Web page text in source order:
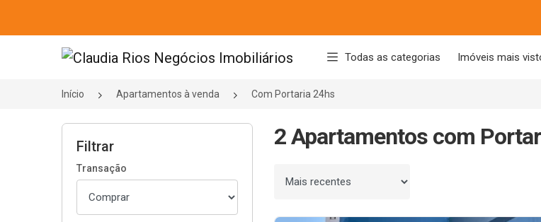
Página inicial Todas as categorias Imóveis mais
Início Apartamentos à venda Com Portaria 24hs
Filtrar
Transação
2 Apartamentos com
Ordenar por